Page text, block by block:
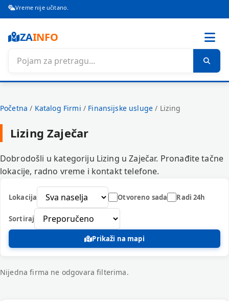
Vreme nije učitano.
ZAINFO
Početna / Katalog Firmi / Finansijske usluge / Lizing
Lizing Zaječar
Dobrodošli u kategoriju Lizing u Zaječar. Pronađite tačne
lokacije, radno vreme i kontakt telefone.
Lokacija Otvoreno sada Radi 24h
Sortiraj
Prikaži na mapi
Nijedna firma ne odgovara filterima.